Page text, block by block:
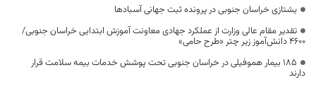
یشتازی خراسان جنوبی در پرونده ثبت جهانی آسبادها
تقدیر مقام عالی وزارت از عملکرد جهادی معاونت آموزش ابتدایی خراسان جنوبی/
۴۶۰۰ دانش‌آموز زیر چتر «طرح حامی»
۱۸۵ بیمار هموفیلی در خراسان جنوبی تحت پوشش خدمات بیمه سلامت قرار
دارند